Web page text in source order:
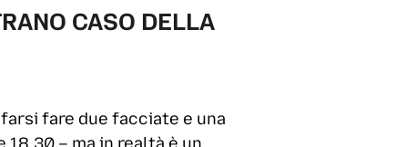
CASO DELLA
fare due facciate e una